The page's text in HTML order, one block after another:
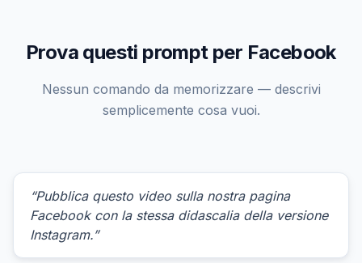
Prova questi prompt per Facebook
Nessun comando da memorizzare — descrivi
semplicemente cosa vuoi.
“Pubblica questo video sulla nostra pagina
Facebook con la stessa didascalia della versione
Instagram.”